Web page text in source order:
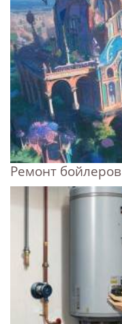
Ремонт бойлеров